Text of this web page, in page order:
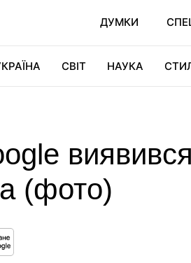
ДУМКИ
СВІТ НАУКА
виявився
(фото)